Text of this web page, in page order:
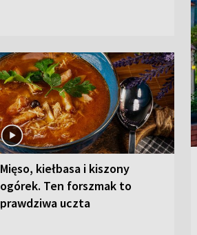
Mięso, kiełbasa i kiszony
ogórek. Ten forszmak to
prawdziwa uczta